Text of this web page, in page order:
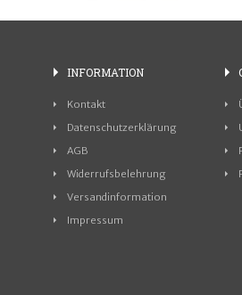
INFORMATION
Kontakt
Datenschutzerklärung
AGB
Widerrufsbelehrung
Versandinformation
Impressum